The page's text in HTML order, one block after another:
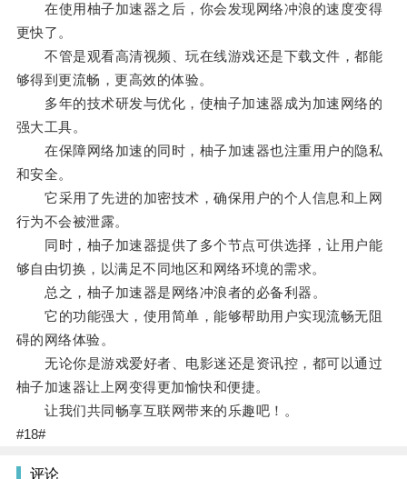
在使用柚子加速器之后，你会发现网络冲浪的速度变得
更快了。
不管是观看高清视频、玩在线游戏还是下载文件，都能
够得到更流畅，更高效的体验。
多年的技术研发与优化，使柚子加速器成为加速网络的
强大工具。
在保障网络加速的同时，柚子加速器也注重用户的隐私
和安全。
它采用了先进的加密技术，确保用户的个人信息和上网
行为不会被泄露。
同时，柚子加速器提供了多个节点可供选择，让用户能
够自由切换，以满足不同地区和网络环境的需求。
总之，柚子加速器是网络冲浪者的必备利器。
它的功能强大，使用简单，能够帮助用户实现流畅无阻
碍的网络体验。
无论你是游戏爱好者、电影迷还是资讯控，都可以通过
柚子加速器让上网变得更加愉快和便捷。
让我们共同畅享互联网带来的乐趣吧！。
#18#
评论